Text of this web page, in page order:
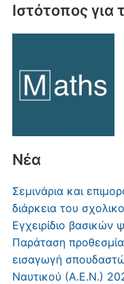
Ιστότοπος για
Νέα
Σεμινάρια και
διάρκεια του
Εγχειρίδιο βασικών
Παράταση
εισαγωγή
Ναυτικού (Α.Ε.Ν.)